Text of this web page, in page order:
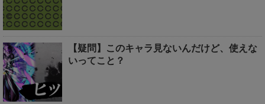
【疑問】このキャラ見ないんだけど、使えな
いってこと？